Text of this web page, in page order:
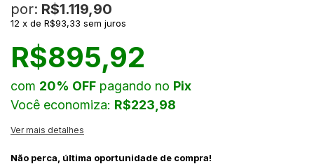
por: R$1.119,90
12 x de R$93,33 sem juros
R$895,92
com 20% OFF pagando no Pix
Você economiza: R$223,98
Ver mais detalhes
Não perca, última oportunidade de compra!